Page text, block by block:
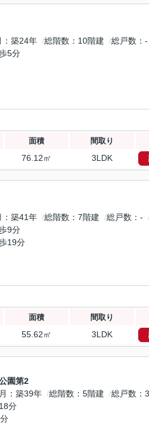
築24年 総階数 10階建 総戸数
-
5分
面積 間取り
76.12㎡ 3LDK
築41年 総階数 7階建 総戸数
-
9分
19分
面積 間取り
55.62㎡ 3LDK
園第2
築39年 総階数 5階建 総戸数
分